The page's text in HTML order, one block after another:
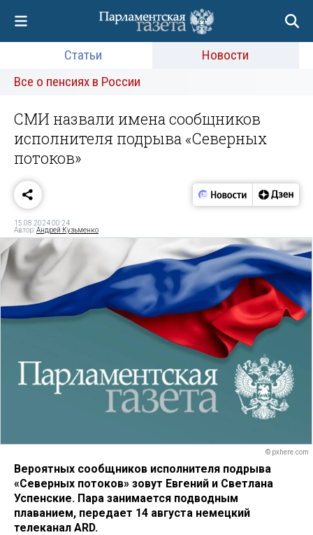
Статьи
Новости
Все о пенсиях в России
СМИ назвали имена сообщников
исполнителя подрыва «Северных
потоков»
15.08.2024 00:24
Автор:Андрей Кузьменко
© pxhere.com
Вероятных сообщников исполнителя подрыва
«Северных потоков» зовут Евгений и Светлана
Успенские. Пара занимается подводным
плаванием, передает 14 августа немецкий
телеканал ARD.